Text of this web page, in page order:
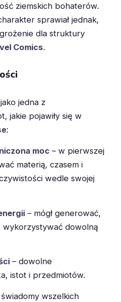
ziemskich bohaterów.
sprawiał jednak,
dla struktury
Comics.
jedna z
jakie pojawiły się w
:
moc – w pierwszej
materią, czasem i
wedle swojej
– mógł generować,
wykorzystywać dowolną
– dowolne
istot i przedmiotów.
świadomy wszelkich